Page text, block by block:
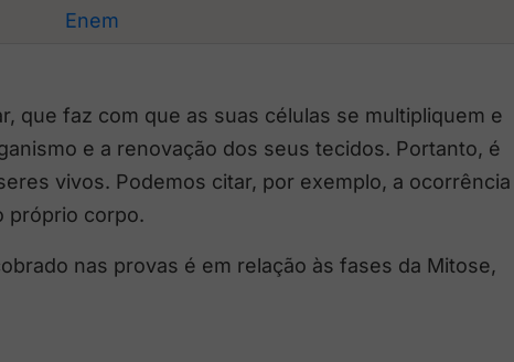
Enem
que faz com que as suas células se multipliquem e
e a renovação dos seus tecidos. Portanto, é
vivos. Podemos citar, por exemplo, a ocorrência
próprio corpo.
nas provas é em relação às fases da Mitose,